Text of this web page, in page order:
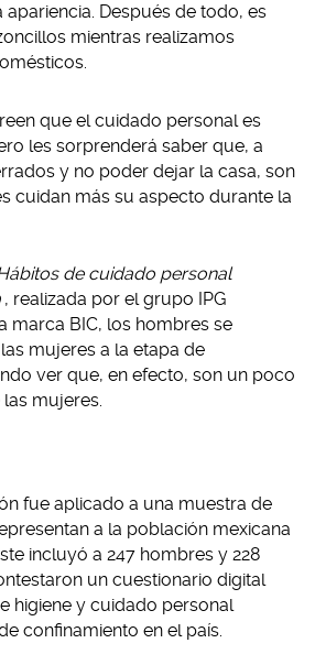
Después de todo, es
mientras realizamos
que el cuidado personal es
les sorprenderá saber que, a
y no poder dejar la casa, son
cuidan más su aspecto durante la
de cuidado personal
, realizada por el grupo IPG
marca BIC, los hombres se
mujeres a la etapa de
ver que, en efecto, son un poco
mujeres.
fue aplicado a una muestra de
a la población mexicana
incluyó a 247 hombres y 228
un cuestionario digital
higiene y cuidado personal
confinamiento en el país.